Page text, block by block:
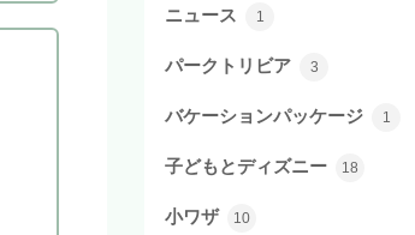
ニュース 1
パークトリビア 3
バケーションパッケージ 1
子どもとディズニー 18
小ワザ 10